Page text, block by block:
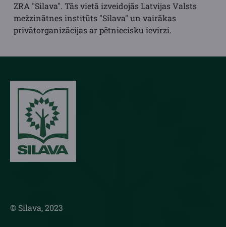
ZRA "Silava". Tās vietā izveidojās Latvijas Valsts
mežzinātnes institūts "Silava" un vairākas
privātorganizācijas ar pētniecisku ievirzi.
© Silava, 2023